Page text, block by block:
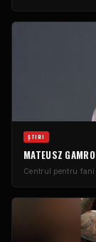
ŞTIRI
MATEUSZ
Centrul pentru fani